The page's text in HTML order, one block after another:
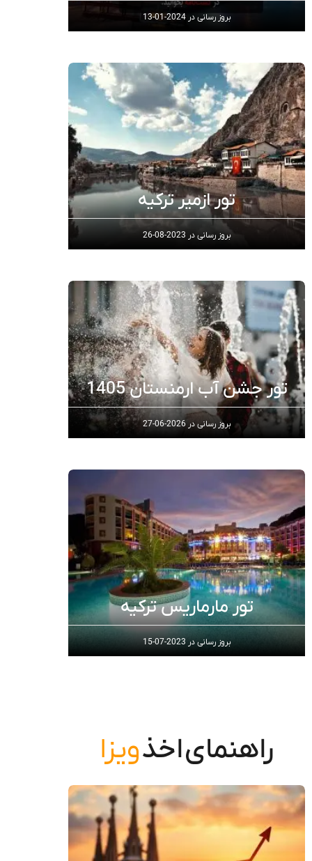
بروز رسانی در2024-01-13
تور ازمیر ترکیه
بروز رسانی در 2023-08-26
تور جشن آب ارمنستان 1405
بروز رسانی در2026-06-27
تور مارماریس ترکیه
بروز رسانی در2023-07-15
راهنمایاخذویزا